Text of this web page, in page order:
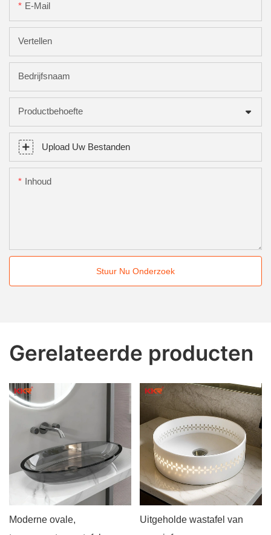
E-Mail
Vertellen
Bedrijfsnaam
Productbehoefte
Upload Uw Bestanden
Inhoud
Stuur Nu Onderzoek
Gerelateerde producten
Moderne ovale,
Uitgeholde wastafel van